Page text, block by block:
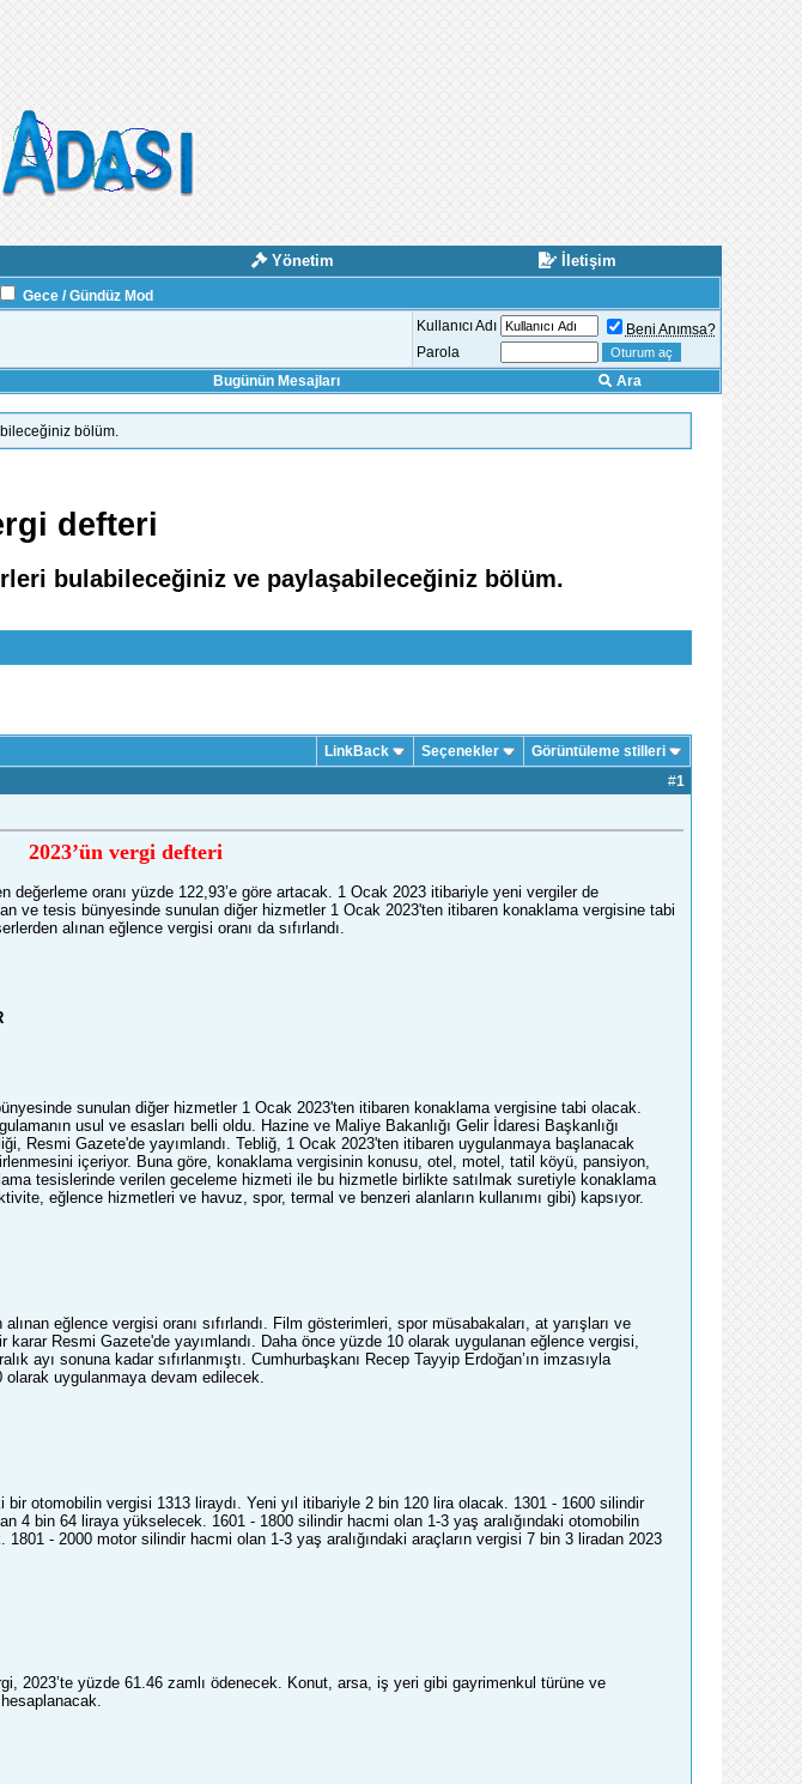
Yönetim İletişim
Gece / Gündüz Mod
Kullanıcı Adı
Beni Anımsa?
Parola
Bugünün Mesajları Ara
bölüm.
defteri
bulabileceğiniz ve paylaşabileceğiniz bölüm.
LinkBack Seçenekler Görüntüleme stilleri
#1
2023’ün vergi defteri
değerleme oranı yüzde 122,93’e göre artacak. 1 Ocak 2023 itibariyle yeni vergiler de
ve tesis bünyesinde sunulan diğer hizmetler 1 Ocak 2023'ten itibaren konaklama vergisine tabi
alınan eğlence vergisi oranı da sıfırlandı.
sunulan diğer hizmetler 1 Ocak 2023'ten itibaren konaklama vergisine tabi olacak.
usul ve esasları belli oldu. Hazine ve Maliye Bakanlığı Gelir İdaresi Başkanlığı
Resmi Gazete'de yayımlandı. Tebliğ, 1 Ocak 2023'ten itibaren uygulanmaya başlanacak
içeriyor. Buna göre, konaklama vergisinin konusu, otel, motel, tatil köyü, pansiyon,
tesislerinde verilen geceleme hizmeti ile bu hizmetle birlikte satılmak suretiyle konaklama
eğlence hizmetleri ve havuz, spor, termal ve benzeri alanların kullanımı gibi) kapsıyor.
eğlence vergisi oranı sıfırlandı. Film gösterimleri, spor müsabakaları, at yarışları ve
karar Resmi Gazete'de yayımlandı. Daha önce yüzde 10 olarak uygulanan eğlence vergisi,
ayı sonuna kadar sıfırlanmıştı. Cumhurbaşkanı Recep Tayyip Erdoğan’ın imzasıyla
uygulanmaya devam edilecek.
bir otomobilin vergisi 1313 liraydı. Yeni yıl itibariyle 2 bin 120 lira olacak. 1301 - 1600 silindir
4 bin 64 liraya yükselecek. 1601 - 1800 silindir hacmi olan 1-3 yaş aralığındaki otomobilin
- 2000 motor silindir hacmi olan 1-3 yaş aralığındaki araçların vergisi 7 bin 3 liradan 2023
2023’te yüzde 61.46 zamlı ödenecek. Konut, arsa, iş yeri gibi gayrimenkul türüne ve